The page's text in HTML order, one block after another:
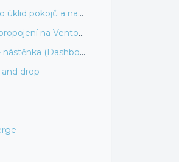
Mobilní aplikace pro úklid pokojů a natěžování minibarů
HotelTime prodej propojení na Vento sklady
Concierge modul - nástěnka (Dashboard)
drop